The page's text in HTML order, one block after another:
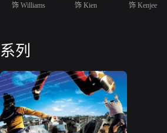
饰 Williams 饰 Kien 饰 Kenjee
系列